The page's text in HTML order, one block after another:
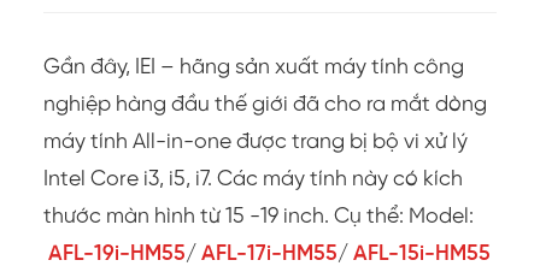
Gần đây, IEI – hãng sản xuất máy tính công
nghiệp hàng đầu thế giới đã cho ra mắt dòng
máy tính All-in-one được trang bị bộ vi xử lý
Intel Core i3, i5, i7. Các máy tính này có kích
thước màn hình từ 15 -19 inch. Cụ thể: Model:
AFL-19i-HM55/ AFL-17i-HM55/ AFL-15i-HM55